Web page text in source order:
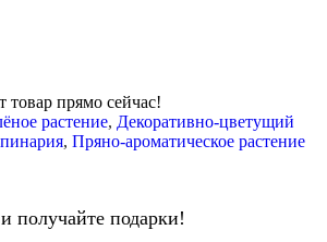
товар прямо сейчас!
растение, Декоративно-цветущий
, Пряно-ароматическое растение
получайте подарки!